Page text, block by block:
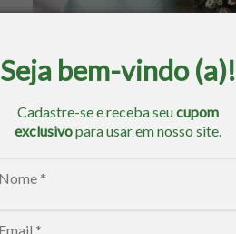
Seja bem-vindo (a)!
Cadastre-se e receba seucupom
exclusivopara usar em nosso site.
Toalha de Rosto Aveludada